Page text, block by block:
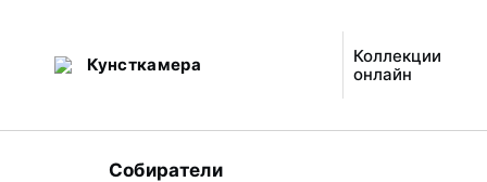
Кунсткамера
Коллекции
онлайн
Собиратели